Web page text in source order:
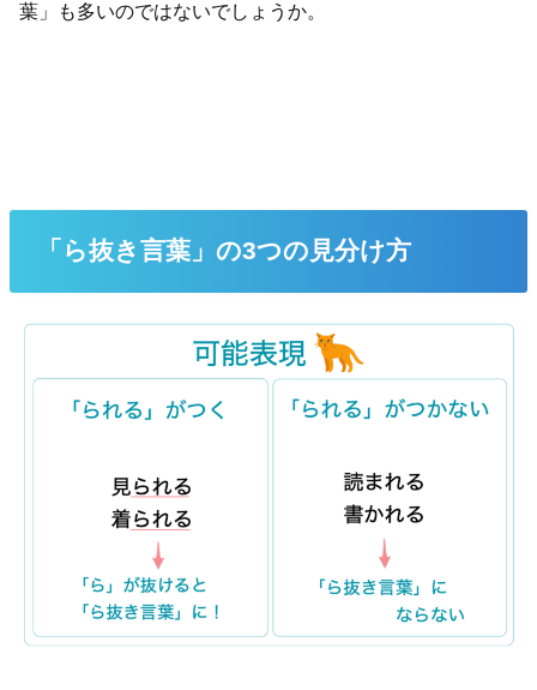
葉」も多いのではないでしょうか。
「ら抜き言葉」の3つの見分け方